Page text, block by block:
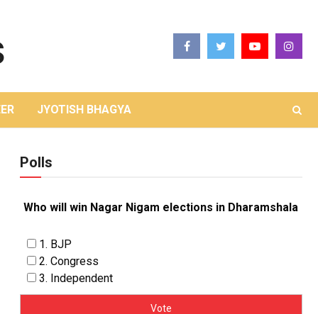
JYOTISH BHAGYA
Polls
Who will win Nagar Nigam elections in Dharamshala
1. BJP
2. Congress
3. Independent